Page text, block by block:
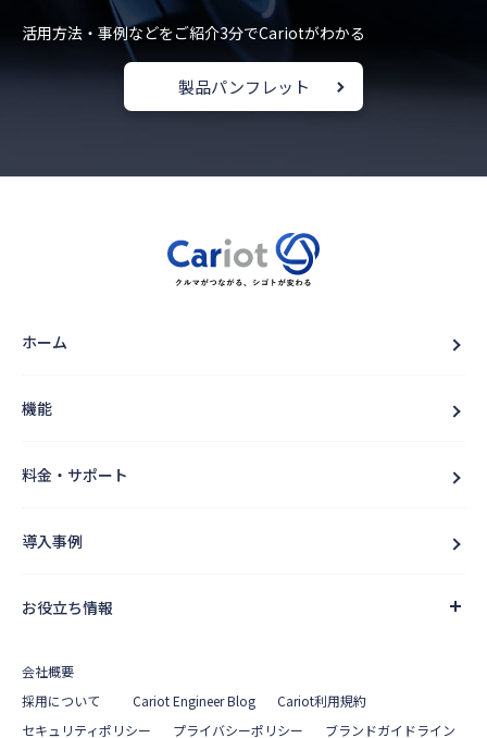
活用方法・事例などをご紹介3分でCariotがわかる
製品パンフレット
ホーム
機能
料金・サポート
導入事例
お役立ち情報
会社概要
採用について
Cariot Engineer Blog
Cariot利用規約
セキュリティポリシー
プライバシーポリシー ブランドガイドライン